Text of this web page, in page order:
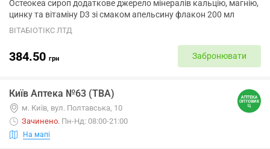
Остеокеа сироп додаткове джерело мінералів кальцію, магнію,
цинку та вітаміну D3 зі смаком апельсину флакон 200 мл
ВІТАБІОТІКС ЛТД
384.50 грн Забронювати
Київ Аптека №63 (ТВА)
м. Київ, вул. Полтавська, 10
Зачинено. Пн-Нд: 08:00-21:00
На мапі